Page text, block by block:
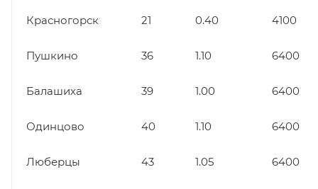
Красногорск 21 0.40 4100
Пушкино 36 1.10 6400
Балашиха 39 1.00 6400
Одинцово 40 1.10 6400
Люберцы 43 1.05 6400